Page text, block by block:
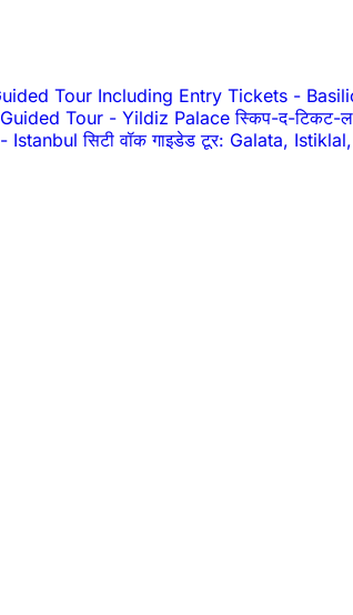
Tour Including Entry Tickets -
Tour - Yildiz Palace स्किप-द-टिकट-
- Istanbul सिटी वॉक गाइडेड टूर: Galata,